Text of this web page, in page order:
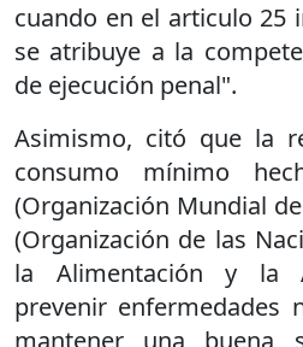
cuando en el articulo 25
se atribuye a la
de ejecución penal".
Asimismo, citó que la
consumo mínimo
(Organización Mundial
(Organización de las
la Alimentación y la
prevenir enfermedades
mantener una buena